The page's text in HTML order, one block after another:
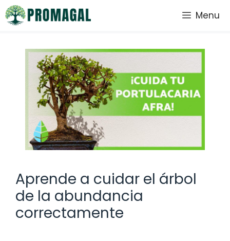
Saltar
al
Menu
Aprende a cuidar el árbol
de la abundancia
correctamente